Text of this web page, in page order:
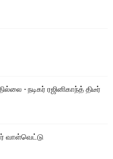
- நடிகர் ரஜினிகாந்த் திடீர்
வாள்வெட்டு